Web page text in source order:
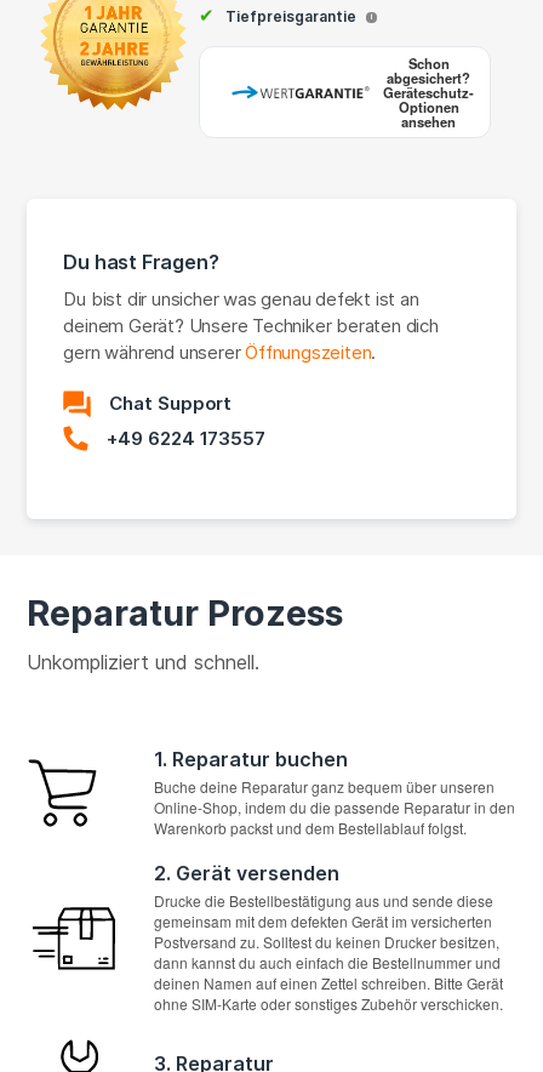
✔ Tiefpreisgarantie i
Schon
abgesichert?
Geräteschutz-
Optionen
ansehen
Du hast Fragen?
Du bist dir unsicher was genau defekt ist an
deinem Gerät? Unsere Techniker beraten dich
gern während unsererÖffnungszeiten.
Chat Support
+49 6224 173557
Reparatur Prozess
Unkompliziert und schnell.
1. Reparatur buchen
Buche deine Reparatur ganz bequem über unseren
Online-Shop, indem du die passende Reparatur in den
Warenkorb packst und dem Bestellablauf folgst.
2. Gerät versenden
Drucke die Bestellbestätigung aus und sende diese
gemeinsam mit dem defekten Gerät im versicherten
Postversand zu. Solltest du keinen Drucker besitzen,
dann kannst du auch einfach die Bestellnummer und
deinen Namen auf einen Zettel schreiben. Bitte Gerät
ohne SIM-Karte oder sonstiges Zubehör verschicken.
3. Reparatur